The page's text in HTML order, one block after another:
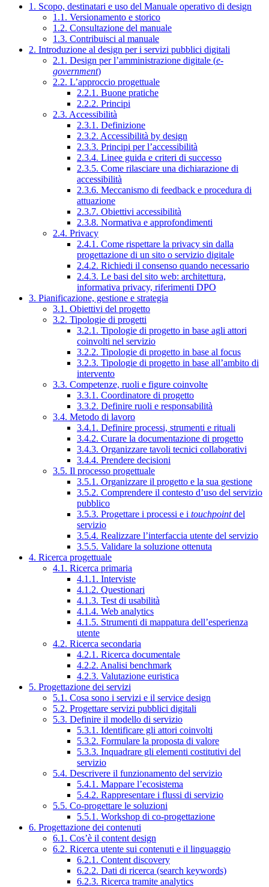
1. Scopo, destinatari e uso del Manuale operativo di design
1.1. Versionamento e storico
1.2. Consultazione del manuale
1.3. Contribuisci al manuale
2. Introduzione al design per i servizi pubblici digitali
2.1. Design per l’amministrazione digitale (e-
government)
2.2. L’approccio progettuale
2.2.1. Buone pratiche
2.2.2. Principi
2.3. Accessibilità
2.3.1. Definizione
2.3.2. Accessibilità by design
2.3.3. Principi per l’accessibilità
2.3.4. Linee guida e criteri di successo
2.3.5. Come rilasciare una dichiarazione di
accessibilità
2.3.6. Meccanismo di feedback e procedura di
attuazione
2.3.7. Obiettivi accessibilità
2.3.8. Normativa e approfondimenti
2.4. Privacy
2.4.1. Come rispettare la privacy sin dalla
progettazione di un sito o servizio digitale
2.4.2. Richiedi il consenso quando necessario
2.4.3. Le basi del sito web: architettura,
informativa privacy, riferimenti DPO
3. Pianificazione, gestione e strategia
3.1. Obiettivi del progetto
3.2. Tipologie di progetti
3.2.1. Tipologie di progetto in base agli attori
coinvolti nel servizio
3.2.2. Tipologie di progetto in base al focus
3.2.3. Tipologie di progetto in base all’ambito di
intervento
3.3. Competenze, ruoli e figure coinvolte
3.3.1. Coordinatore di progetto
3.3.2. Definire ruoli e responsabilità
3.4. Metodo di lavoro
3.4.1. Definire processi, strumenti e rituali
3.4.2. Curare la documentazione di progetto
3.4.3. Organizzare tavoli tecnici collaborativi
3.4.4. Prendere decisioni
3.5. Il processo progettuale
3.5.1. Organizzare il progetto e la sua gestione
3.5.2. Comprendere il contesto d’uso del servizio
pubblico
3.5.3. Progettare i processi e i touchpointdel
servizio
3.5.4. Realizzare l’interfaccia utente del servizio
3.5.5. Validare la soluzione ottenuta
4. Ricerca progettuale
4.1. Ricerca primaria
4.1.1. Interviste
4.1.2. Questionari
4.1.3. Test di usabilità
4.1.4. Web analytics
4.1.5. Strumenti di mappatura dell’esperienza
utente
4.2. Ricerca secondaria
4.2.1. Ricerca documentale
4.2.2. Analisi benchmark
4.2.3. Valutazione euristica
5. Progettazione dei servizi
5.1. Cosa sono i servizi e il service design
5.2. Progettare servizi pubblici digitali
5.3. Definire il modello di servizio
5.3.1. Identificare gli attori coinvolti
5.3.2. Formulare la proposta di valore
5.3.3. Inquadrare gli elementi costitutivi del
servizio
5.4. Descrivere il funzionamento del servizio
5.4.1. Mappare l’ecosistema
5.4.2. Rappresentare i flussi di servizio
5.5. Co-progettare le soluzioni
5.5.1. Workshop di co-progettazione
6. Progettazione dei contenuti
6.1. Cos’è il content design
6.2. Ricerca utente sui contenuti e il linguaggio
6.2.1. Content discovery
6.2.2. Dati di ricerca (search keywords)
6.2.3. Ricerca tramite analytics